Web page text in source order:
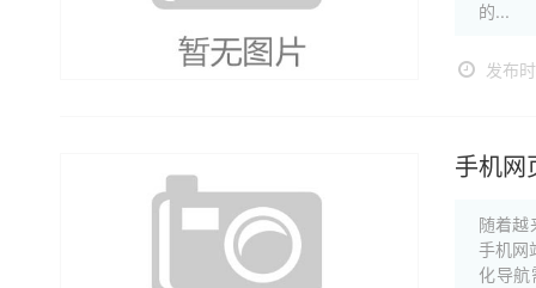
的...
发布
手机网
随着越
手机网
化导航